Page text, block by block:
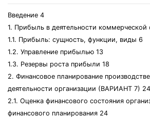
Введение 4
1. Прибыль в деятельности коммерческой
1.1. Прибыль: сущность, функции, виды 6
1.2. Управление прибылью 13
1.3. Резервы роста прибыли 18
2. Финансовое планирование
деятельности организации (ВАРИАНТ 7) 24
2.1. Оценка финансового состояния
финансового планирования 24